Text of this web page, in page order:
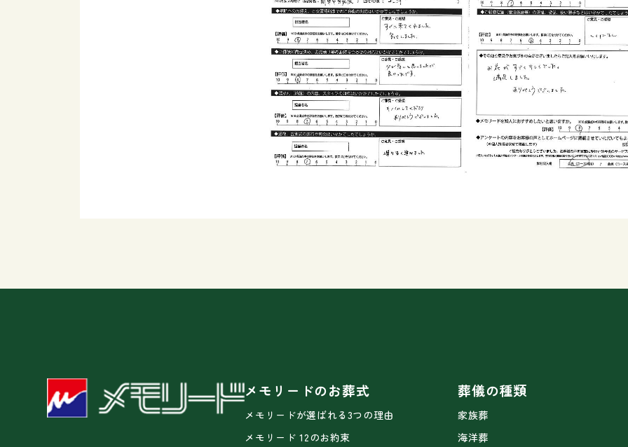
メモリードのお葬式
メモリードが選ばれる3つの理由
メモリード 12のお約束
葬儀の種類
家族葬
海洋葬